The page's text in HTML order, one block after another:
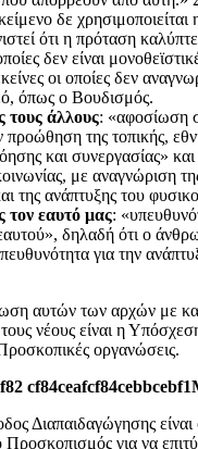
δε
ότι η πρόταση
δεν είναι
οι οποίες δεν
όπως ο Βουδισμός.
τους άλλους: «αφοσίωση
προώθηση της τοπικής,
και συνεργασίας»
με αναγνώριση
της ανάπτυξης του
εαυτό μας:
δηλαδή ότι ο
για την
αυτών των αρχών με
νέους είναι η
οργανώσεις.
Διαπαιδαγώγησης είναι
Προσκοπισμός για να